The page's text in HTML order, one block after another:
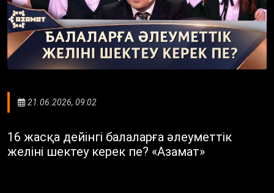
21.06.2026, 09:02
16 жасқа дейінгі балаларға әлеуметтік
желіні шектеу керек пе? «Азамат»